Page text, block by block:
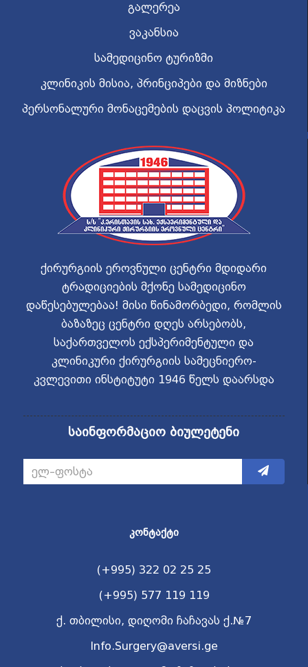
გალერეა
ვაკანსია
სამედიცინო ტურიზმი
კლინიკის მისია, პრინციპები და მიზნები
პერსონალური მონაცემების დაცვის პოლიტიკა
ქირურგიის ეროვნული ცენტრი მდიდარი
ტრადიციების მქონე სამედიცინო
დაწესებულებაა! მისი წინამორბედი, რომლის
ბაზაზეც ცენტრი დღეს არსებობს,
საქართველოს ექსპერიმენტული და
კლინიკური ქირურგიის სამეცნიერო-
კვლევითი ინსტიტუტი 1946 წელს დაარსდა
საინფორმაციო ბიულეტენი
ᲙᲝᲜᲢᲐᲥᲢᲘ
(+995) 322 02 25 25
(+995) 577 119 119
ქ. თბილისი, დიღომი ჩაჩავას ქ.№7
Info.Surgery@aversi.ge